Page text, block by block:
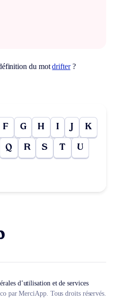
du motdrifter?
F G H I J K
Q R S T U
d’utilisation et de services
par MerciApp. Tous droits réservés.